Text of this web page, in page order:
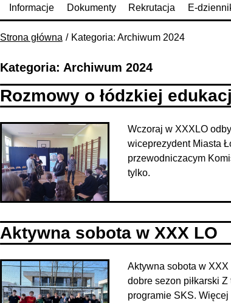
Informacje Dokumenty Rekrutacja E-
Strona główna Kategoria: Archiwum 2024
Kategoria: Archiwum 2024
Rozmowy o łódzkiej
Wczoraj w XXXLO
wiceprezydent Miasta
przewodniczacym
tylko.
Aktywna sobota w XXX LO
Aktywna sobota w
dobre sezon piłkarski
programie SKS.